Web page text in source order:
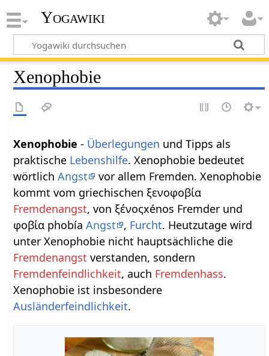
Yogawiki
Xenophobie
Xenophobie - Überlegungen und Tipps als
praktische Lebenshilfe. Xenophobie bedeutet
wörtlichAngst
vor allem Fremden. Xenophobie
kommt vom griechischen ξενοφοβία
Fremdenangst, von ξένοςxénos Fremder und
φοβία phobíaAngst , Furcht. Heutzutage wird
unter Xenophobie nicht hauptsächliche die
Fremdenangst verstanden, sondern
Fremdenfeindlichkeit, auch Fremdenhass.
Xenophobie ist insbesondere
Ausländerfeindlichkeit.